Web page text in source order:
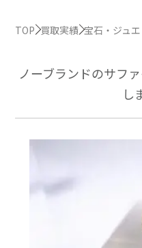
TOP 買取実績 宝石・ジュ
ノーブランドのサフ
し